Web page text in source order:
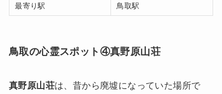
最寄り駅 鳥取駅
鳥取の心霊スポット④真野原山荘
真野原山荘は、昔から廃墟になっていた場所で